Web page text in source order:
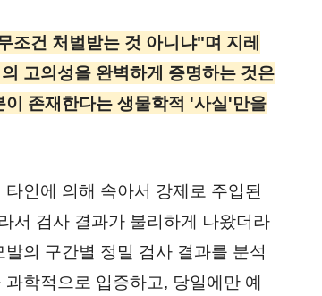
조건 처벌받는 것 아니냐"며 지레
고의성을 완벽하게 증명하는 것은
존재한다는 생물학적 '사실'만을
인에 의해 속아서 강제로 주입된
서 검사 결과가 불리하게 나왔더라
의 구간별 정밀 검사 결과를 분석
학적으로 입증하고, 당일에만 예